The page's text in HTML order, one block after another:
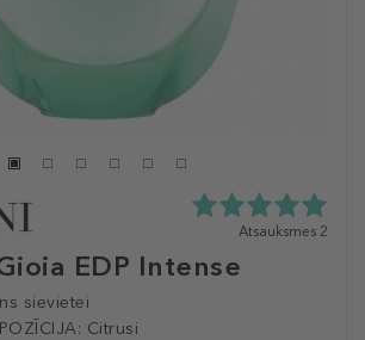
EDP Intense
sievietei
Citrusi
5.0
no
Atsauksmes 2